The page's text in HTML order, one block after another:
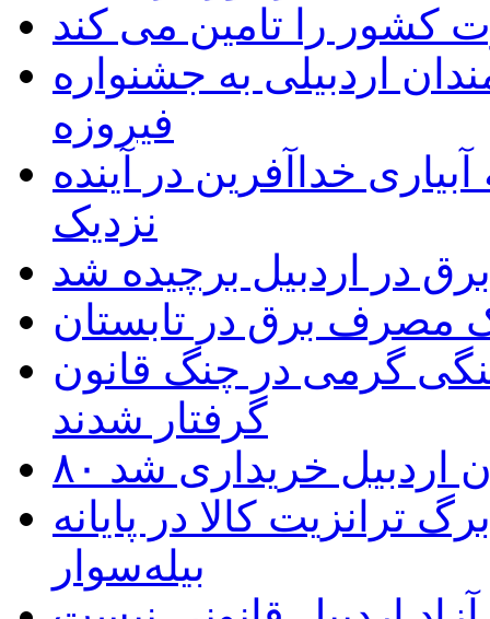
به۵۰ اثر هنرمندان اردبیلی به جشنواره
فیروزه
خداآفرین در آینده
نزدیک
مصرف برق در تابستان
گرمی در چنگ قانون
گرفتار شدند
اردبیل خریداری شد
کالا در پایانه
بیله‌سوار